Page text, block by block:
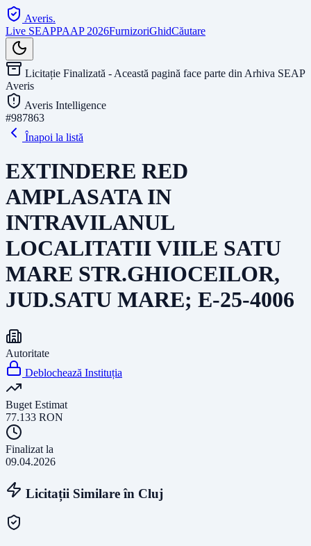
Averis.
Live SEAPPAAP 2026FurnizoriGhidCăutare
Licitație Finalizată - Această pagină face parte din Arhiva SEAP
Averis
Averis Intelligence
#987863
Înapoi la listă
EXTINDERE RED
AMPLASATA IN
INTRAVILANUL
LOCALITATII VIILE SATU
MARE STR.GHIOCEILOR,
JUD.SATU MARE; E-25-4006
Autoritate
Deblochează Instituția
Buget Estimat
77.133 RON
Finalizat la
09.04.2026
Licitații Similare în Cluj